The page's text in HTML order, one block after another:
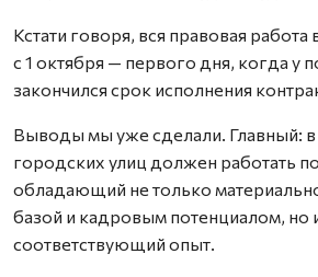
Кстати говоря, вся правовая
с 1 октября — первого дня, когда у
закончился срок исполнения
Выводы мы уже сделали. Главный: в
городских улиц должен работать
обладающий не только
базой и кадровым потенциалом,
соответствующий опыт.